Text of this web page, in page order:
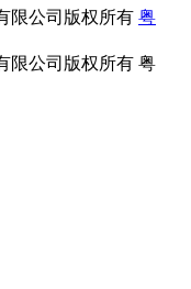
限公司版权所有 粤
限公司版权所有 粤